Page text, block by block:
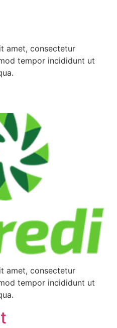
amet, consectetur
tempor incididunt ut
amet, consectetur
tempor incididunt ut